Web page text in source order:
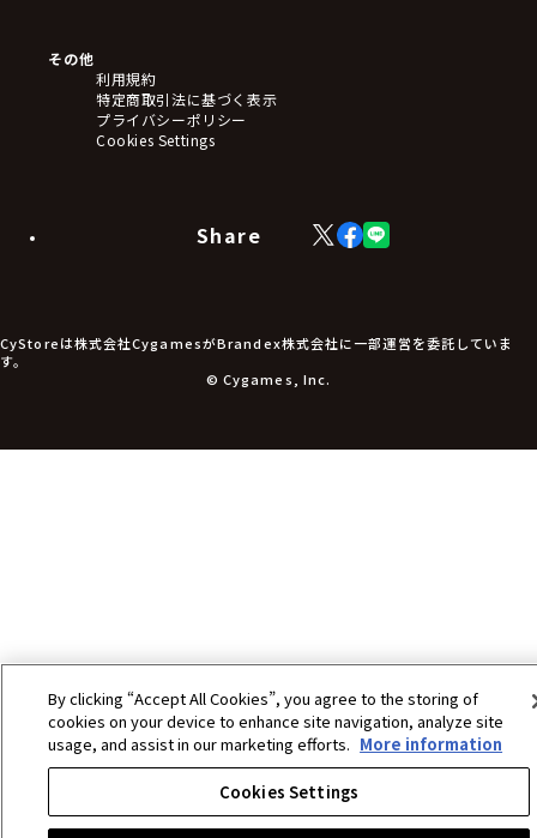
ステッカー・シール・カード
タペストリー・ポスター
アームサポーター
ブレードホルダー
食品・飲料品
アパレル小物
アクセサリー
その他
利用規約
特定商取引法に基づく表示
プライバシーポリシー
Cookies Settings
Share
X
(Twitter)
Facebook
LINE
CyStoreは株式会社CygamesがBrandex株式会社に一部運営を委託していま
す。
© Cygames, Inc.
By clicking “Accept All Cookies”, you agree to the storing of
cookies on your device to enhance site navigation, analyze site
usage, and assist in our marketing efforts. More information
Cookies Settings